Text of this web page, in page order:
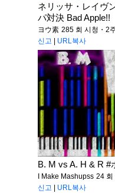
ネリッサ・レイヴ
パ対決 Bad Apple!!
ヨウ素 285 회 시청・2
신고
URL복사
B. M vs A. H & R #
I Make Mashupss 24 회
신고
URL복사